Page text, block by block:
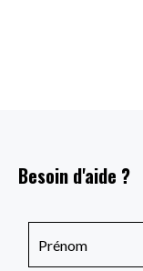
Besoin d'aide ?